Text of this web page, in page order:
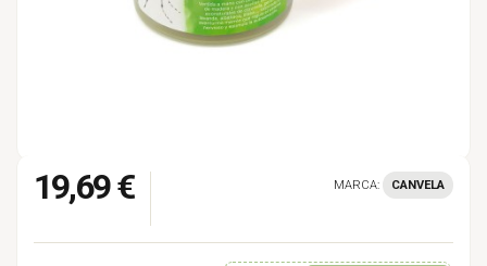
19,69 € MARCA: CANVELA